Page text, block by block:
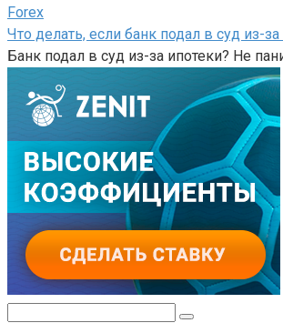
Forex
Что делать, если банк подал в суд из-
Банк подал в суд из-за ипотеки? Не